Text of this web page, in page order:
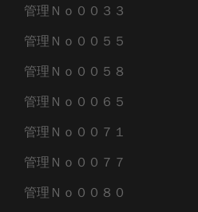
管理Ｎｏ００３３
管理Ｎｏ００５５
管理Ｎｏ００５８
管理Ｎｏ００６５
管理Ｎｏ００７１
管理Ｎｏ００７７
管理Ｎｏ００８０